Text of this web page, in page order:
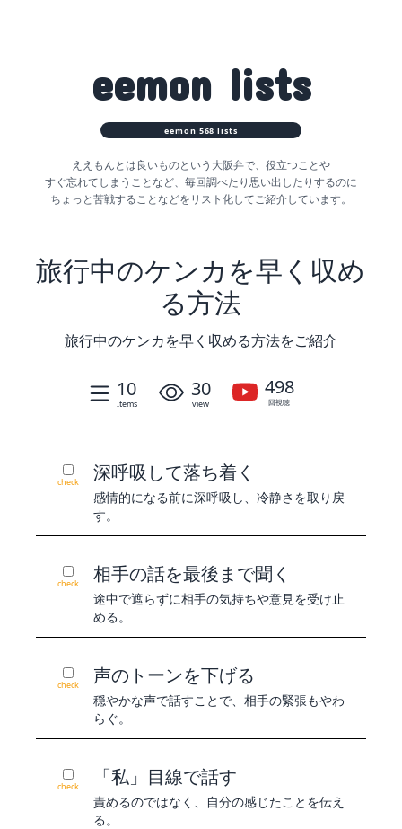
eemon lists
eemon 568 lists
ええもんとは良いものという大阪弁で、役立つことや
すぐ忘れてしまうことなど、 毎回調べたり思い出したりするのに
ちょっと苦戦することなどをリスト化してご紹介しています。
旅行中のケンカを早く収め
る方法
旅行中のケンカを早く収める方法をご紹介
10
Items
30
view
498
回視聴
check 深呼吸して落ち着く
感情的になる前に深呼吸し、冷静さを取り戻
す。
check 相手の話を最後まで聞く
途中で遮らずに相手の気持ちや意見を受け止
める。
check 声のトーンを下げる
穏やかな声で話すことで、相手の緊張もやわ
らぐ。
check 「私」目線で話す
責めるのではなく、自分の感じたことを伝え
る。